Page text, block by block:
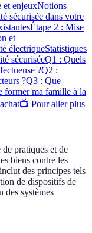
et enjeuxNotions
sécurisée dans votre
Étape 2 : Mise
et
électriqueStatistiques
sécuriséeQ1 : Quels
?Q2 :
?Q3 : Que
former ma famille à la
📺 Pour aller plus
pratiques et de
biens contre les
des principes tels
de dispositifs de
des systèmes